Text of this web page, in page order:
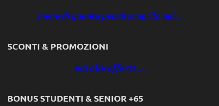
meno di quanto pensi! scoprilo qui…
SCONTI & PROMOZIONI
vai alle offerte…
BONUS STUDENTI & SENIOR +65